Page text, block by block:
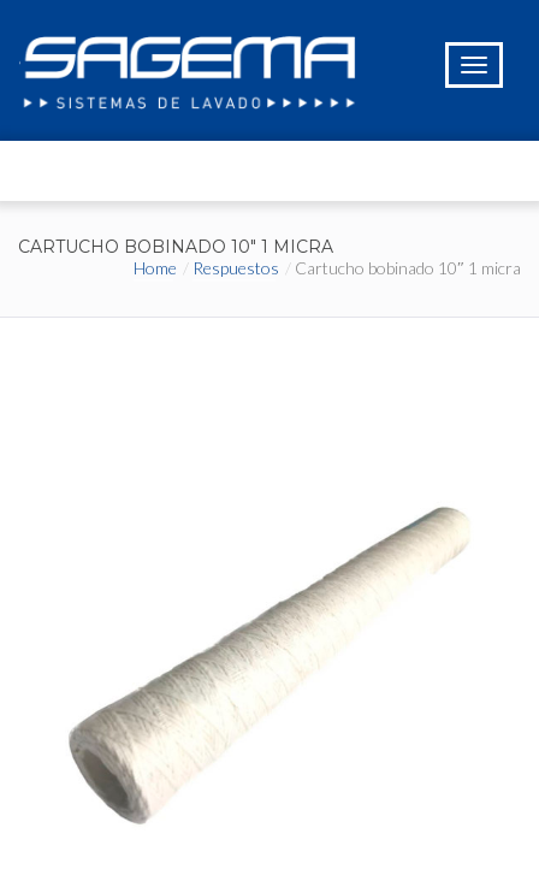
CARTUCHO BOBINADO 10″ 1 MICRA
Home Respuestos Cartucho bobinado 10″ 1 micra